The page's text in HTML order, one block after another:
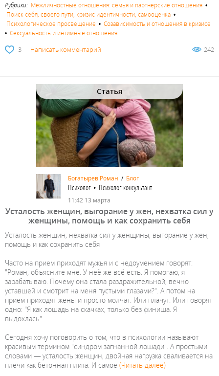
Рубрики: Межличностные отношения: семья и партнерские отношения •
Поиск себя, своего пути, кризис идентичности, самооценка •
Психологическое просвещение • Созависимость и отношения в кризисе
• Сексуальность и интимные отношения
3 Написать комментарий 242
Статья
Богатырев Роман / Блог
Психолог • Психолог-консультант
11:42 13 марта
Усталость женщин, выгорание у жен, нехватка сил у
женщины, помощь и как сохранить себя
Усталость женщин, нехватка сил у женщины, выгорание у жен,
помощь и как сохранить себя
Часто на прием приходят мужья и с недоумением говорят:
"Роман, объясните мне. У неё же всё есть. Я помогаю, я
зарабатываю. Почему она стала раздражительной, вечно
уставшей и смотрит на меня пустыми глазами?". А потом на
прием приходят жены и просто молчат. Или плачут. Или говорят
одно: "Я как лошадь на скачках, только без финиша. Я
выдохлась".
Сегодня хочу поговорить о том, что в психологии называют
красивым термином "синдром загнанной лошади". А простыми
словами — усталость женщин, двойная нагрузка сваливается на
плечи как бетонная плита. И самое (Читать далее)